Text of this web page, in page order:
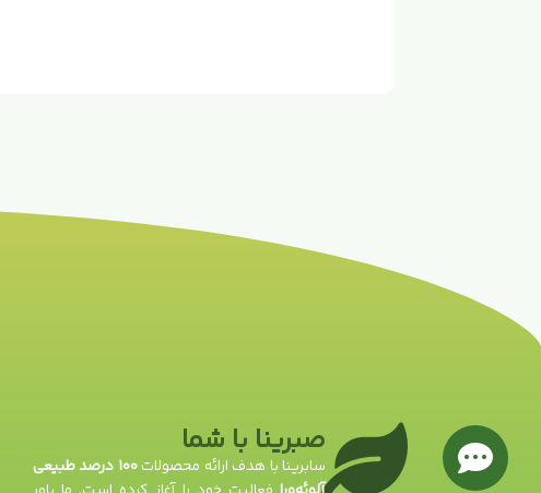
صبرینا با شما
سابرینا با هدف ارائه محصولات
۱۰۰ درصد طبیعی